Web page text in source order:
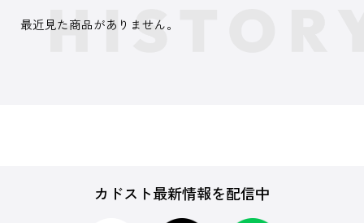
最近見た商品がありません。
カドスト最新情報を配信中